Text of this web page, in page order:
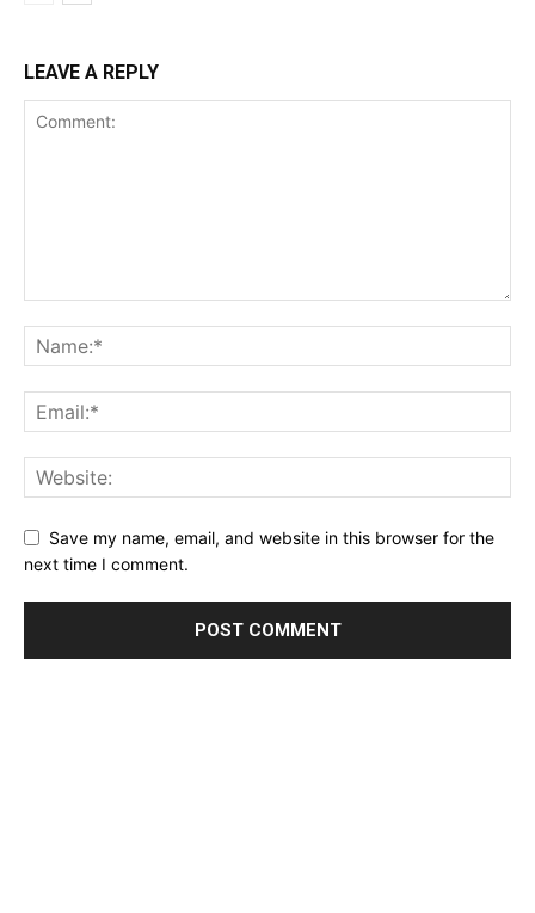
LEAVE A REPLY
Save my name, email, and website in this browser for the
next time I comment.